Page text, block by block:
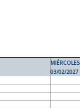
MIÉRCOLES
03/02/2027